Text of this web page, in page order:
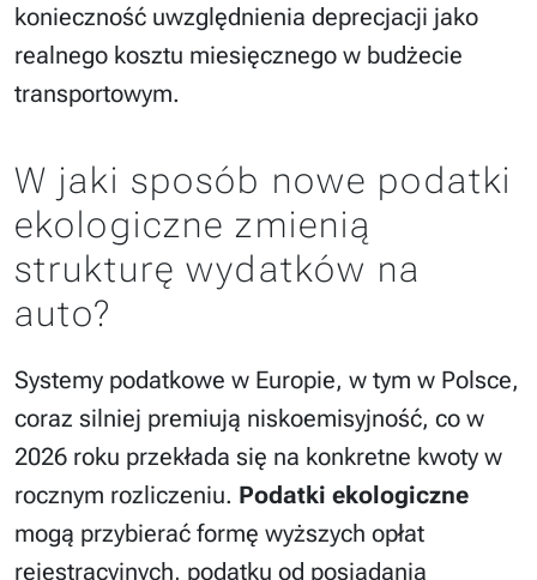
konieczność uwzględnienia deprecjacji jako
realnego kosztu miesięcznego w budżecie
transportowym.
W jaki sposób nowe podatki
ekologiczne zmienią
strukturę wydatków na
auto?
Systemy podatkowe w Europie, w tym w Polsce,
coraz silniej premiują niskoemisyjność, co w
2026 roku przekłada się na konkretne kwoty w
rocznym rozliczeniu. Podatki ekologiczne
mogą przybierać formę wyższych opłat
rejestracyjnych, podatku od posiadania